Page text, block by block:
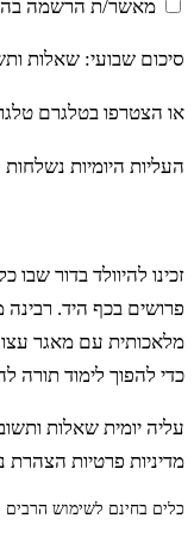
לֵאמֹר׃
לַאֲבֹתֵיכֶם׃
לו זוּלָתִי כָּלֵב
הָאָרֶץ אֲשֶׁר
מאשר/ת הרשמה
סיכום שבועי: שאלות
או הצטרפו בטלגרם
העליות היומיות
זכינו להיוולד בדור שבו
פרושים בכף היד.
מלאכותית עם מאגר
כדי להפוך לימוד תורה
עליה יומית שאלות
מדיניות פרטיות הצהרת
כלים בחינם לשימוש הרבים